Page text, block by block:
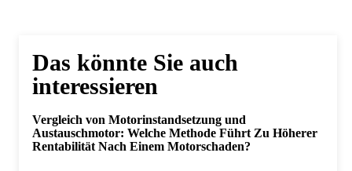
Das könnte Sie auch
interessieren
Vergleich von Motorinstandsetzung und
Austauschmotor: Welche Methode Führt Zu Höherer
Rentabilität Nach Einem Motorschaden?